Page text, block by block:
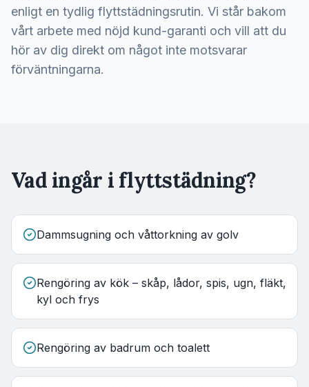
enligt en tydlig flyttstädningsrutin. Vi står bakom
vårt arbete med nöjd kund-garanti och vill att du
hör av dig direkt om något inte motsvarar
förväntningarna.
Vad ingår i flyttstädning?
Dammsugning och våttorkning av golv
Rengöring av kök – skåp, lådor, spis, ugn, fläkt,
kyl och frys
Rengöring av badrum och toalett